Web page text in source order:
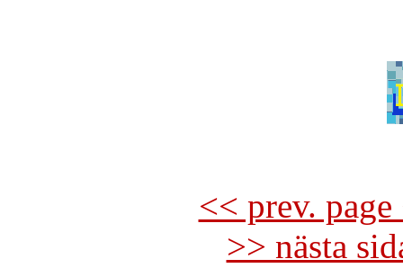
<< prev.
>> nästa